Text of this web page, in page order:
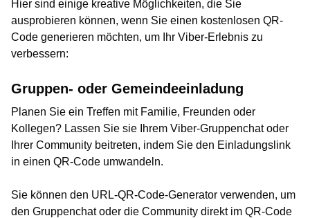
Hier sind einige kreative Möglichkeiten, die Sie
ausprobieren können, wenn Sie einen kostenlosen QR-
Code generieren möchten, um Ihr Viber-Erlebnis zu
verbessern:
Gruppen- oder Gemeindeeinladung
Planen Sie ein Treffen mit Familie, Freunden oder
Kollegen? Lassen Sie sie Ihrem Viber-Gruppenchat oder
Ihrer Community beitreten, indem Sie den Einladungslink
in einen QR-Code umwandeln.
Sie können den URL-QR-Code-Generator verwenden, um
den Gruppenchat oder die Community direkt im QR-Code